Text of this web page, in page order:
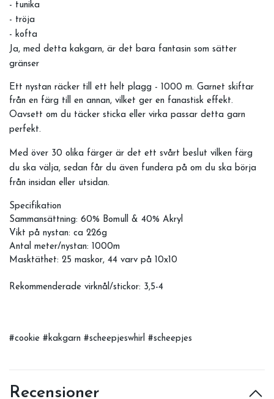
- tunika
- tröja
- kofta
Ja, med detta kakgarn, är det bara fantasin som sätter
gränser
Ett nystan räcker till ett helt plagg - 1000 m. Garnet skiftar
från en färg till en annan, vilket ger en fanastisk effekt.
Oavsett om du täcker sticka eller virka passar detta garn
perfekt.
Med över 30 olika färger är det ett svårt beslut vilken färg
du ska välja, sedan får du även fundera på om du ska börja
från insidan eller utsidan.
Specifikation
Sammansättning: 60% Bomull & 40% Akryl
Vikt på nystan: ca 226g
Antal meter/nystan: 1000m
Masktäthet: 25 maskor, 44 varv på 10x10
Rekommenderade virknål/stickor: 3,5-4
#cookie #kakgarn #scheepjeswhirl #scheepjes
Recensioner